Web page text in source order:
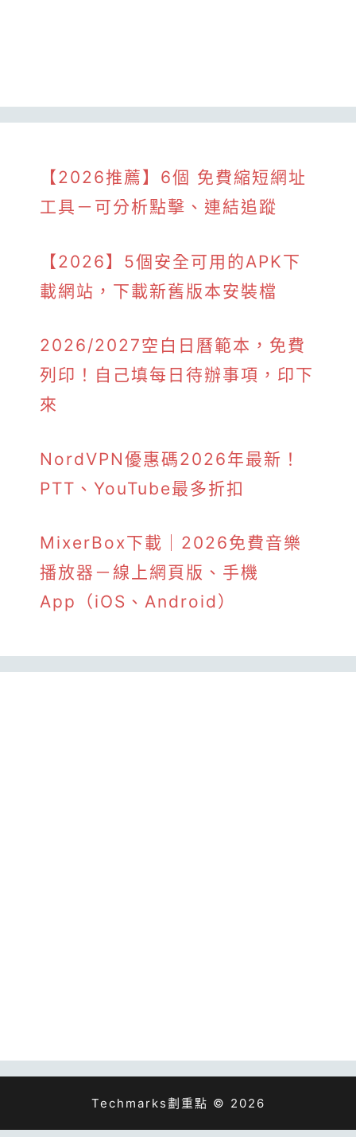
【2026推薦】6個 免費縮短網址
工具－可分析點擊、連結追蹤
【2026】5個安全可用的APK下
載網站，下載新舊版本安裝檔
2026/2027空白日曆範本，免費
列印！自己填每日待辦事項，印下
來
NordVPN優惠碼2026年最新！
PTT、YouTube最多折扣
MixerBox下載｜2026免費音樂
播放器－線上網頁版、手機
App（iOS、Android）
Techmarks劃重點 © 2026